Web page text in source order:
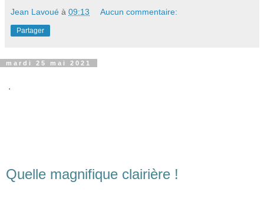
Jean Lavoué à 09:13 Aucun commentaire:
Partager
mardi 25 mai 2021
.
Quelle magnifique clairière !